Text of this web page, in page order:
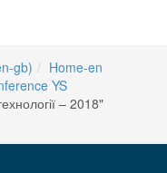
gb)
Home-en
YS
– 2018"